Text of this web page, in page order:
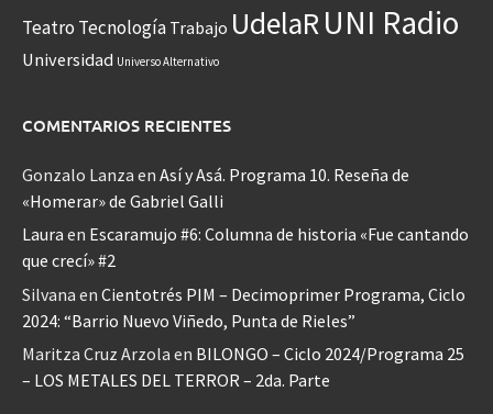
Teatro Tecnología Trabajo UdelaRUNI Radio
Universidad Universo Alternativo
COMENTARIOS RECIENTES
Gonzalo Lanza en Así y Asá. Programa 10. Reseña de
«Homerar» de Gabriel Galli
Laura en Escaramujo #6: Columna de historia «Fue cantando
que crecí» #2
Silvana en Cientotrés PIM – Decimoprimer Programa, Ciclo
2024: “Barrio Nuevo Viñedo, Punta de Rieles”
Maritza Cruz Arzola en BILONGO – Ciclo 2024/Programa 25
– LOS METALES DEL TERROR – 2da. Parte